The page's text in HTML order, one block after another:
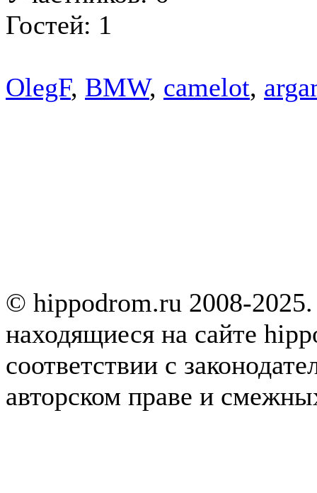
Гостей: 1
OlegF, BMW, camelot,
© hippodrom.ru 2008-
находящиеся на сайте
соответствии с
авторском праве и